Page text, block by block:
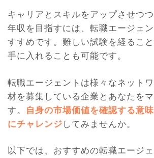
キャリアとスキルをアップさせつ
年収を目指すには、転職エージェ
すすめです。難しい試験を経るこ
手に入れることも可能です。
転職エージェントは様々なネット
材を募集している企業とあなたを
す。 自身の市場価値を確認する意
にチャレンジしてみませんか。
以下では、おすすめの転職エージ